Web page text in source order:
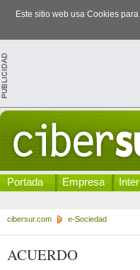
Este sitio web usa Cookies
Portada Empresa
cibersur.com e-Sociedad
ACUERDO